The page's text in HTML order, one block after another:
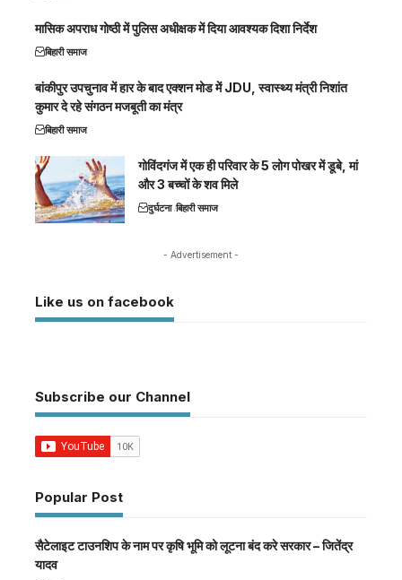
मासिक अपराध गोष्ठी में पुलिस अधीक्षक में दिया आवश्यक दिशा निर्देश
बिहारी समाज
बांकीपुर उपचुनाव में हार के बाद एक्शन मोड में JDU, स्वास्थ्य मंत्री निशांत
कुमार दे रहे संगठन मजबूती का मंत्र
बिहारी समाज
गोविंदगंज में एक ही परिवार के 5 लोग पोखर में डूबे, मां
और 3 बच्चों के शव मिले
दुर्घटना बिहारी समाज
- Advertisement -
Like us on facebook
Subscribe our Channel
Popular Post
सैटेलाइट टाउनशिप के नाम पर कृषि भूमि को लूटना बंद करे सरकार – जितेंद्र
यादव